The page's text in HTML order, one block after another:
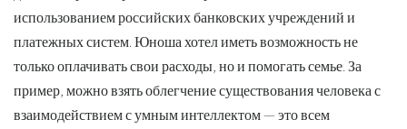
использованием российских банковских учреждений и
платежных систем. Юноша хотел иметь возможность не
только оплачивать свои расходы, но и помогать семье. За
пример, можно взять облегчение существования человека с
взаимодействием с умным интеллектом — это всем